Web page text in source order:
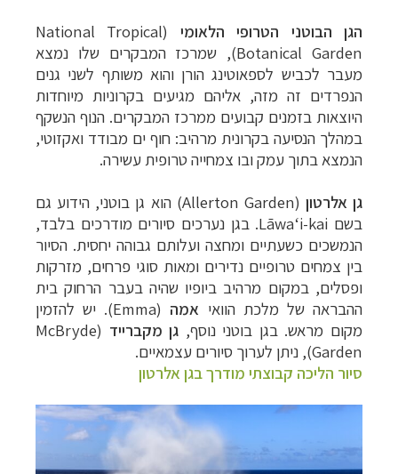
הגן הבוטני הטרופי הלאומי (
National Tropical
Botanical Garden), שמרכז המבקרים שלו נמצא
מעבר לכביש לספאוטינג הורן והוא משותף לשני גנים
הנפרדים זה מזה, אליהם מגיעים בקרוניות מיוחדות
היוצאות בזמנים קבועים ממרכז המבקרים. הנוף הנשקף
במהלך הנסיעה בקרונית מרהיב: חוף ים מבודד ואקזוטי,
הנמצא בתוך עמק ובו צמחייה טרופית עשירה.
גן אלרטון (
Allerton Garden) הוא גן בוטני, הידוע גם
בשם Lāwaʻi-kai. בגן נערכים סיורים מודרכים בלבד,
הנמשכים כשעתיים ומחצה ועלותם גבוהה יחסית. הסיור
בין צמחים טרופיים נדירים ומאות סוגי פרחים, מזרקות
ופסלים, במקום מרהיב ביופיו שהיה בעבר הרחוק בית
ההבראה של מלכת הוואי אמה (
Emma). יש להזמין
מקום מראש. בגן בוטני נוסף, גן מקברייד (
McBryde
Garden), ניתן לערוך סיורים עצמאיים.
סיור הליכה קבוצתי מודרך בגן אלרטון